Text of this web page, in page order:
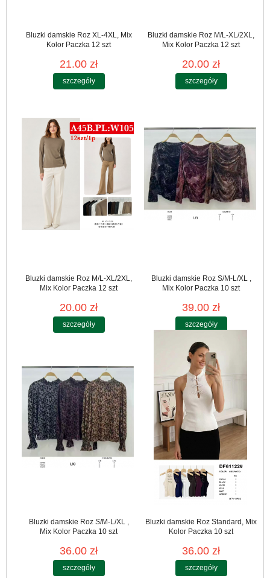
Bluzki damskie Roz XL-4XL, Mix
Kolor Paczka 12 szt
21.00 zł
szczegóły
Bluzki damskie Roz M/L-XL/2XL,
Mix Kolor Paczka 12 szt
20.00 zł
szczegóły
Bluzki damskie Roz M/L-XL/2XL,
Mix Kolor Paczka 12 szt
20.00 zł
szczegóły
Bluzki damskie Roz S/M-L/XL ,
Mix Kolor Paczka 10 szt
39.00 zł
szczegóły
Bluzki damskie Roz S/M-L/XL ,
Mix Kolor Paczka 10 szt
36.00 zł
szczegóły
Bluzki damskie Roz Standard, Mix
Kolor Paczka 10 szt
36.00 zł
szczegóły